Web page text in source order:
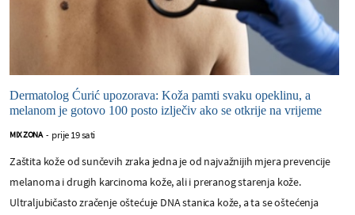
Dermatolog Ćurić upozorava: Koža pamti svaku opeklinu, a
melanom je gotovo 100 posto izlječiv ako se otkrije na vrijeme
MIX ZONA - prije 19 sati
Zaštita kože od sunčevih zraka jedna je od najvažnijih mjera prevencije
melanoma i drugih karcinoma kože, ali i preranog starenja kože.
Ultraljubičasto zračenje oštećuje DNA stanica kože, a ta se oštećenja